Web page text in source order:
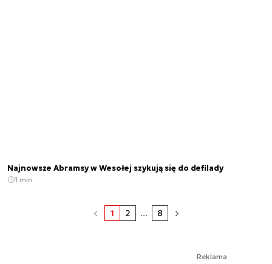
Najnowsze Abramsy w Wesołej szykują się do defilady
1 min.
1 2 ... 8
Reklama